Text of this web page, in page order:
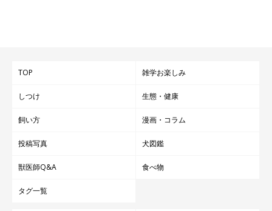
TOP 雑学お楽しみ
しつけ 生態・健康
飼い方 漫画・コラム
投稿写真 犬図鑑
獣医師Q&A 食べ物
タグ一覧